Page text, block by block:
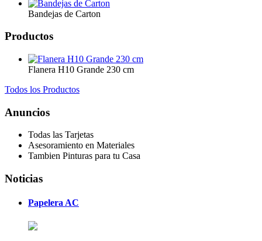
Bandejas de Carton
Productos
Flanera H10 Grande 230 cm
Todos los Productos
Anuncios
Todas las Tarjetas
Asesoramiento en Materiales
Tambien Pinturas para tu Casa
Noticias
Papelera AC